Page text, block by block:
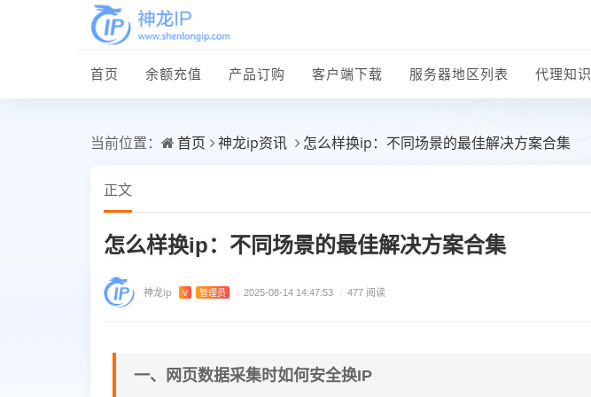
首页 余额充值 产品订购 客户端下载 服务器地区列表 代理知识
当前位置： 首页 神龙ip资讯 怎么样换ip：不同场景的最佳解决方案合集
正文
怎么样换ip：不同场景的最佳解决方案合集
神龙ip V 管理员 / 2025-08-14 14:47:53 / 477 阅读
一、网页数据采集时如何安全换IP